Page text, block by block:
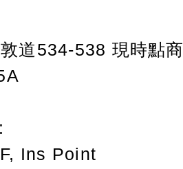
道534-538 現時點商
Ins Point